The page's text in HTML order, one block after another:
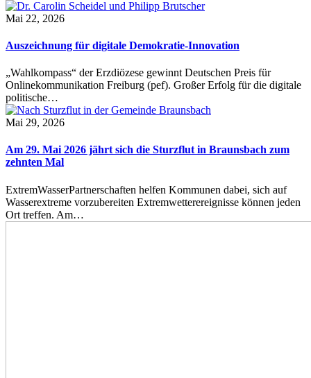
Mai 22, 2026
Auszeichnung für digitale Demokratie-Innovation
„Wahlkompass“ der Erzdiözese gewinnt Deutschen Preis für
Onlinekommunikation Freiburg (pef). Großer Erfolg für die digitale
politische…
Mai 29, 2026
Am 29. Mai 2026 jährt sich die Sturzflut in Braunsbach zum
zehnten Mal
ExtremWasserPartnerschaften helfen Kommunen dabei, sich auf
Wasserextreme vorzubereiten Extremwetterereignisse können jeden
Ort treffen. Am…